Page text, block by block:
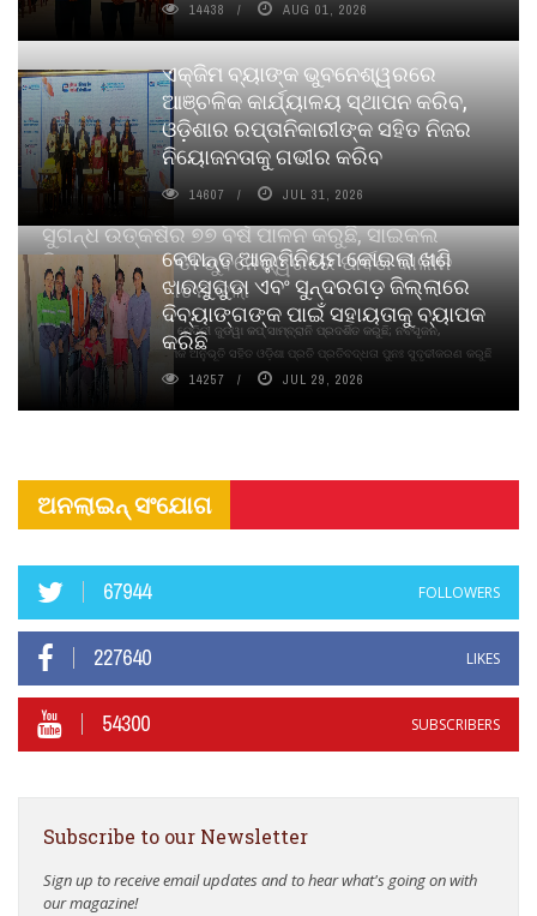
ସୁଗନ୍ଧ ଉତ୍କର୍ଷର ୭୭ ବର୍ଷ ପାଳନ କରୁଛି, ସାଇକଲ
ପିୟୋର୍‌ ଅଗରବତୀ ଭୁବନେଶ୍ୱରରେ ପାର୍ବଣ କାଳୀନ
ନବସୃଜନ ଉନ୍ମୋଚନ କଲା
ବାଉଁଶ ବିହୀନ କଠିନ ଧୂପ ଏବଂ ମେଦିନୀ ଜୁଡୱା କପ୍‌ ସାମ୍ବ୍ରାନି ପ୍ରଦର୍ଶିତ କରୁଛି; ନବସୃଜନ,
ଦୀର୍ଘସ୍ଥାୟିତା ଏବଂ ଆଧ୍ୟାତ୍ମିକ ଅନୁଭୂତି ସହିତ ଓଡ଼ିଶା ପ୍ରତି ପ୍ରତିବଦ୍ଧତା ପୁନଃ ସୁଦୃଢୀକରଣ କରୁଛି
14438 AUG 01, 2026
ଏକ୍ଜିମ ବ୍ୟାଙ୍କ ଭୁବନେଶ୍ୱରରେ
ଆଞ୍ଚଳିକ କାର୍ଯ୍ୟାଳୟ ସ୍ଥାପନ କରିବ,
ଓଡ଼ିଶାର ରପ୍ତାନିକାରୀଙ୍କ ସହିତ ନିଜର
ନିୟୋଜନତାକୁ ଗଭୀର କରିବ
14607 JUL 31, 2026
ବେଦାନ୍ତ ଆଲୁମିନିୟମ କୋଇଲା ଖଣି
ଝାରସୁଗୁଡା ଏବଂ ସୁନ୍ଦରଗଡ଼ ଜିଲ୍ଲାରେ
ଦିବ୍ୟାଙ୍ଗଙ୍କ ପାଇଁ ସହାୟତାକୁ ବ୍ୟାପକ
କରିଛି
14257 JUL 29, 2026
ଅନଲାଇନ୍ ସଂଯୋଗ
67944 FOLLOWERS
227640 LIKES
54300 SUBSCRIBERS
Subscribe to our Newsletter
Sign up to receive email updates and to hear what's going on with
our magazine!